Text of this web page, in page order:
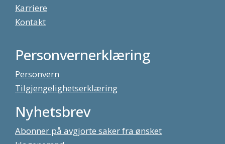
Karriere
Kontakt
Personvernerklæring
Personvern
Tilgjengelighetserklæring
Nyhetsbrev
Abonner på avgjorte saker fra ønsket